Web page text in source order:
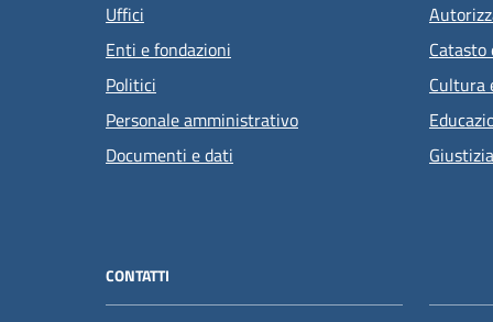
Uffici
Enti e fondazioni
Politici
Personale amministrativo
Documenti e dati
Cultura
CONTATTI